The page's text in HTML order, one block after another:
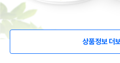
상품정보 더